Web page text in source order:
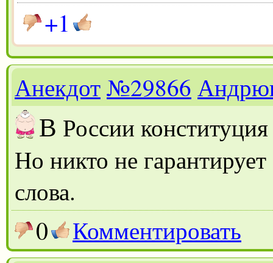
+1
Анекдот№29866
В России
Но никто не
слова.
0
Комментировать